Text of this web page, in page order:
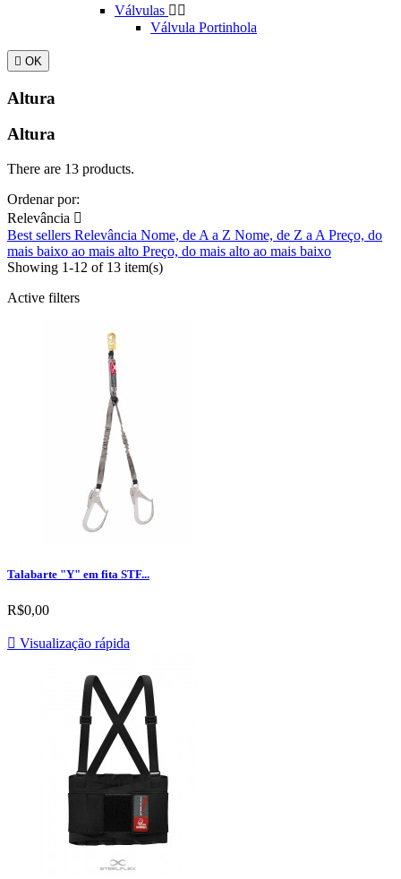
Válvulas  
Válvula Portinhola
 OK
Altura
Altura
There are 13 products.
Ordenar por:
Relevância 
Best sellers Relevância Nome, de A a Z Nome, de Z a A Preço, do
mais baixo ao mais alto Preço, do mais alto ao mais baixo
Showing 1-12 of 13 item(s)
Active filters
Talabarte "Y" em fita STF...
R$0,00
 Visualização rápida